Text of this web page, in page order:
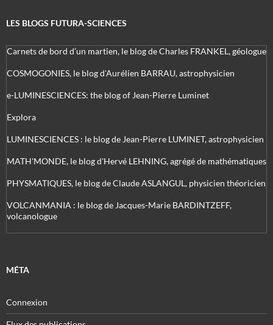
LES BLOGS FUTURA-SCIENCES
Carnets de bord d’un martien, le blog de Charles FRANKEL, géologue
COSMOGONIES, le blog d'Aurélien BARRAU, astrophysicien
e-LUMINESCIENCES: the blog of Jean-Pierre Luminet
Explora
LUMINESCIENCES : le blog de Jean-Pierre LUMINET, astrophysicien
MATH'MONDE, le blog d'Hervé LEHNING, agrégé de mathématiques
PHYSMATIQUES, le blog de Claude ASLANGUL, physicien théoricien
VOLCANMANIA : le blog de Jacques-Marie BARDINTZEFF,
volcanologue
MÉTA
Connexion